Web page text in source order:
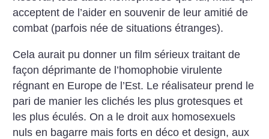
acceptent de l’aider en souvenir de leur amitié de
combat (parfois née de situations étranges).
Cela aurait pu donner un film sérieux traitant de
façon déprimante de l’homophobie virulente
régnant en Europe de l’Est. Le réalisateur prend le
pari de manier les clichés les plus grotesques et
les plus éculés. On a le droit aux homosexuels
nuls en bagarre mais forts en déco et design, aux